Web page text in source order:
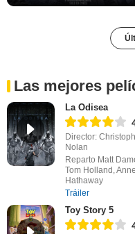
Las mejores
La Odisea
Director:
Nolan
Reparto Matt
Tom Holland, Anne
Hathaway
Tráiler
Toy Story 5